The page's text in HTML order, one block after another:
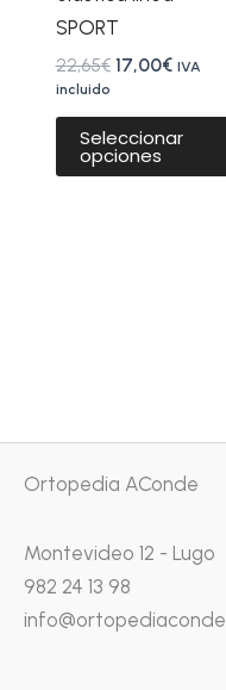
SPORT
22,65€ 17,00€ IVA
incluido
Seleccionar
opciones
Ortopedia AConde
Montevideo 12 - Lugo
982 24 13 98